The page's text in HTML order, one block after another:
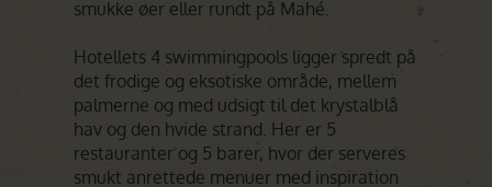
smukke øer eller rundt på Mahé.
Hotellets 4 swimmingpools ligger spredt på
det frodige og eksotiske område, mellem
palmerne og med udsigt til det krystalblå
hav og den hvide strand. Her er 5
restauranter og 5 barer, hvor der serveres
smukt anrettede menuer med inspiration